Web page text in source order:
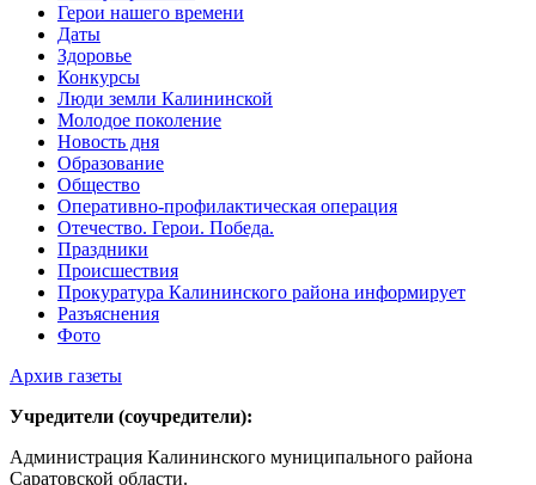
Герои нашего времени
Даты
Здоровье
Конкурсы
Люди земли Калининской
Молодое поколение
Новость дня
Образование
Общество
Оперативно-профилактическая операция
Отечество. Герои. Победа.
Праздники
Происшествия
Прокуратура Калининского района информирует
Разъяснения
Фото
Архив газеты
Учредители (соучредители):
Администрация Калининского муниципального района
Саратовской области.